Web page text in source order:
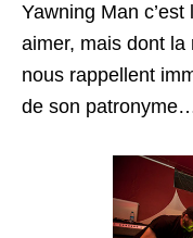
Yawning Man
aimer, mais dont
nous rappellent
de son